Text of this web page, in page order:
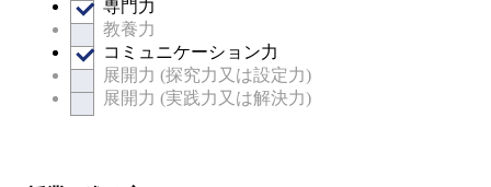
専門力
教養力
コミュニケーション力
展開力 (探究力又は設定力)
展開力 (実践力又は解決力)